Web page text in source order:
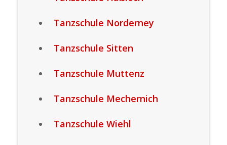
Tanzschule Norderney
Tanzschule Sitten
Tanzschule Muttenz
Tanzschule Mechernich
Tanzschule Wiehl